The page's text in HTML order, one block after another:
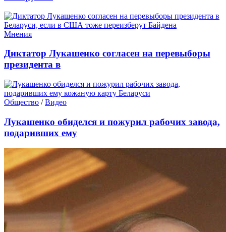
Мнения
Диктатор Лукашенко согласен на перевыборы
президента в
Общество /Видео
Лукашенко обиделся и пожурил рабочих завода,
подаривших ему